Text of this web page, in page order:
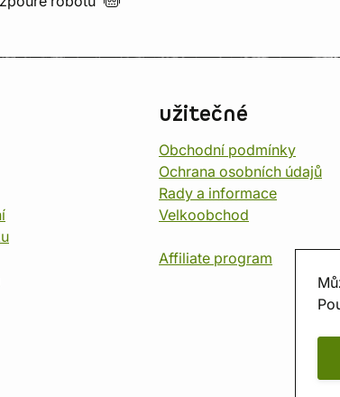
užitečné
Obchodní podmínky
Ochrana osobních údajů
Rady a informace
Velkoobchod
Affiliate program